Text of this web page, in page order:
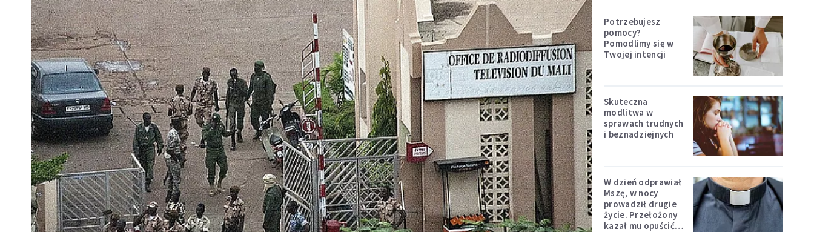
Potrzebujesz
pomocy?
Pomodlimy się w
Twojej intencji
Skuteczna
modlitwa w
sprawach trudnych
i beznadziejnych
W dzień odprawiał
Mszę, w nocy
prowadził drugie
życie. Przełożony
kazał mu opuścić